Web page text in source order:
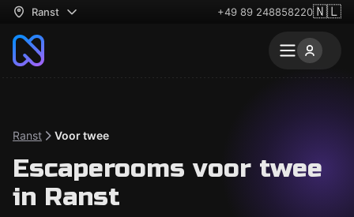
Ranst +49 89 248858220🇳🇱
Ranst Voor twee
Escaperooms voor twee
in Ranst